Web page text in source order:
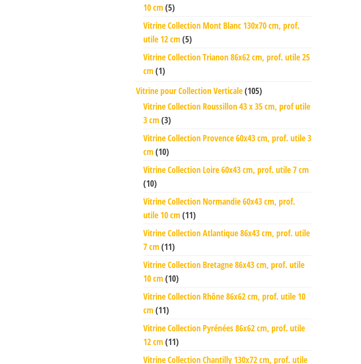
10 cm (5)
Vitrine Collection Mont Blanc 130x70 cm, prof.
utile 12 cm (5)
Vitrine Collection Trianon 86x62 cm, prof. utile 25
cm (1)
Vitrine pour Collection Verticale(105)
Vitrine Collection Roussillon 43 x 35 cm, prof utile
3 cm (3)
Vitrine Collection Provence 60x43 cm, prof. utile 3
cm (10)
Vitrine Collection Loire 60x43 cm, prof. utile 7 cm
(10)
Vitrine Collection Normandie 60x43 cm, prof.
utile 10 cm (11)
Vitrine Collection Atlantique 86x43 cm, prof. utile
7 cm (11)
Vitrine Collection Bretagne 86x43 cm, prof. utile
10 cm (10)
Vitrine Collection Rhône 86x62 cm, prof. utile 10
cm (11)
Vitrine Collection Pyrénées 86x62 cm, prof. utile
12 cm (11)
Vitrine Collection Chantilly 130x72 cm, prof. utile